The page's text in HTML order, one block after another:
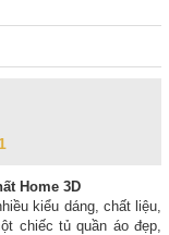
Home 3D
kiểu dáng, chất liệu,
chiếc tủ quần áo đẹp,